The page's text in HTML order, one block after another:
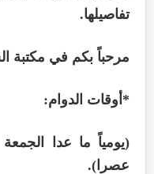
تفاصيلها.
مرحباً بكم في مكتبة
*أوقات الدوام:
عصرا).